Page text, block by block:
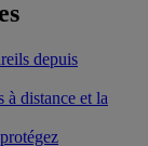
depuis
à distance et la